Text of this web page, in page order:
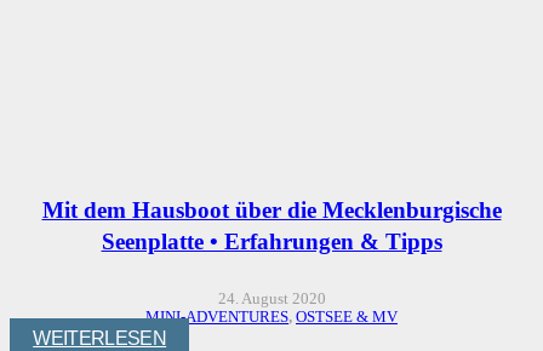
Mit dem Hausboot über die Mecklenburgische
Seenplatte • Erfahrungen & Tipps
24. August 2020
MINI-ADVENTURES, OSTSEE & MV
WEITERLESEN